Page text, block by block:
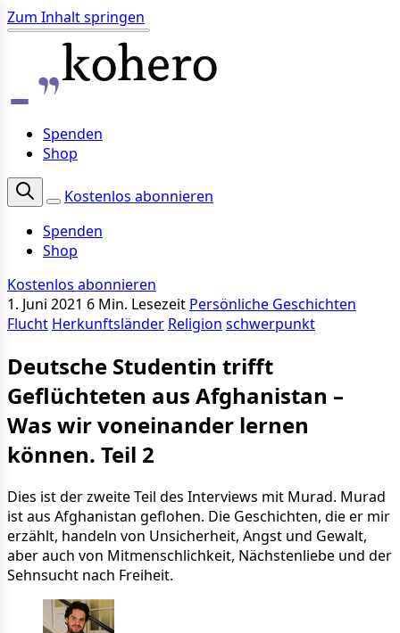
Zum Inhalt springen
Spenden
Shop
Kostenlos abonnieren
Spenden
Shop
Kostenlos abonnieren
1. Juni 2021 6 Min. Lesezeit Persönliche Geschichten
Flucht Herkunftsländer Religion schwerpunkt
Deutsche Studentin trifft
Geflüchteten aus Afghanistan –
Was wir voneinander lernen
können. Teil 2
Dies ist der zweite Teil des Interviews mit Murad. Murad
ist aus Afghanistan geflohen. Die Geschichten, die er mir
erzählt, handeln von Unsicherheit, Angst und Gewalt,
aber auch von Mitmenschlichkeit, Nächstenliebe und der
Sehnsucht nach Freiheit.